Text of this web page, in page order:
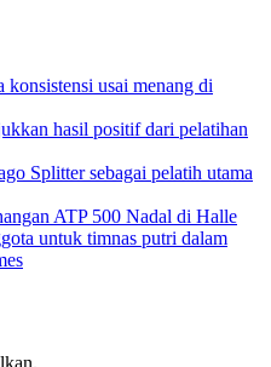
usai menang di
hasil positif dari pelatihan
Splitter sebagai pelatih utama
ATP 500 Nadal di Halle
untuk timnas putri dalam